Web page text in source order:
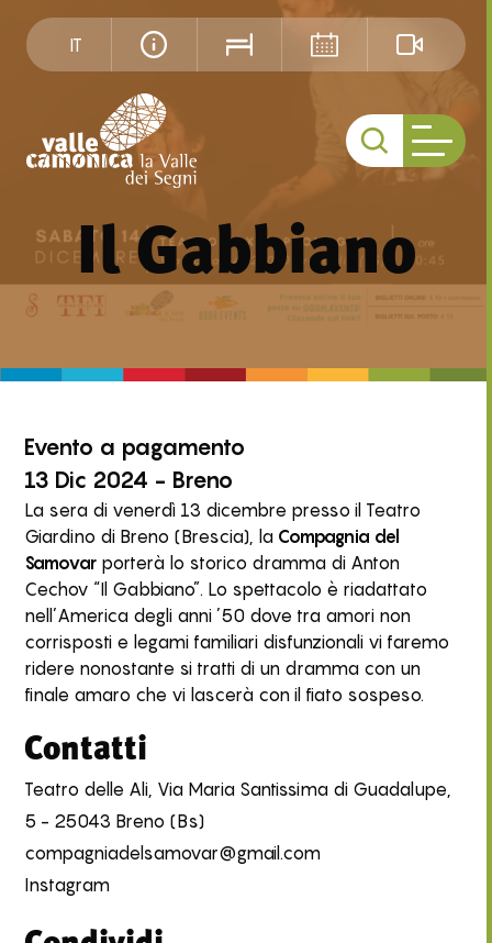
IT
Il Gabbiano
Evento a pagamento
13 Dic 2024 - Breno
La sera di venerdì 13 dicembre presso il Teatro
Giardino di Breno (Brescia), la Compagnia del
Samovar porterà lo storico dramma di Anton
Cechov “Il Gabbiano”. Lo spettacolo è riadattato
nell’America degli anni ’50 dove tra amori non
corrisposti e legami familiari disfunzionali vi faremo
ridere nonostante si tratti di un dramma con un
finale amaro che vi lascerà con il fiato sospeso.
Contatti
Teatro delle Ali, Via Maria Santissima di Guadalupe,
5 - 25043 Breno (Bs)
compagniadelsamovar@gmail.com
Instagram